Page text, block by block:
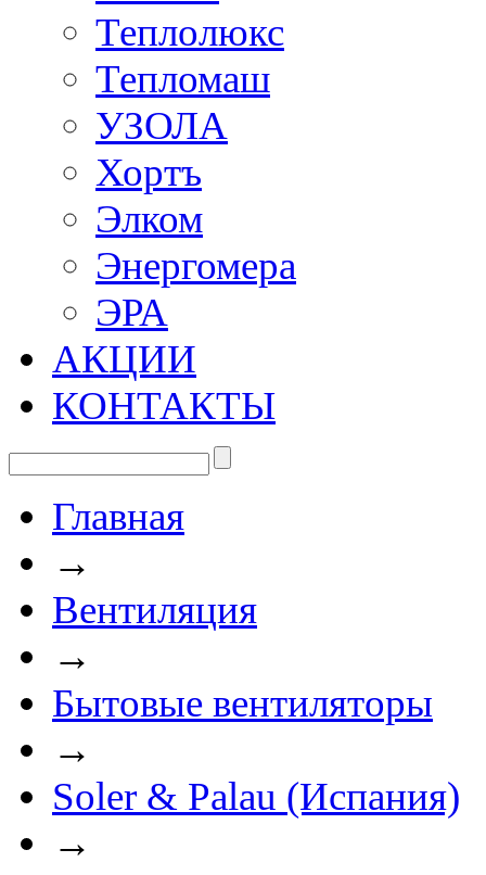
Теплолюкс
Тепломаш
УЗОЛА
Хортъ
Элком
Энергомера
ЭРА
АКЦИИ
КОНТАКТЫ
Главная
→
Вентиляция
→
Бытовые вентиляторы
→
Soler & Palau (Испания)
→